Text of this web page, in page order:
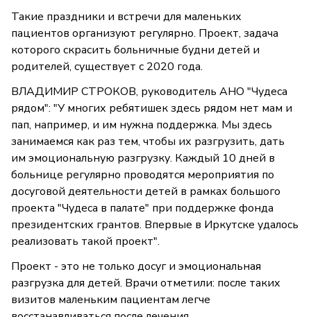
Такие праздники и встречи для маленьких
пациентов организуют регулярно. Проект, задача
которого скрасить больничные будни детей и
родителей, существует с 2020 года.
ВЛАДИМИР СТРОКОВ, руководитель АНО "Чудеса
рядом": "У многих ребятишек здесь рядом нет мам и
пап, например, и им нужна поддержка. Мы здесь
занимаемся как раз тем, чтобы их разгрузить, дать
им эмоциональную разгрузку. Каждый 10 дней в
больнице регулярно проводятся мероприятия по
досуговой деятельности детей в рамках большого
проекта "Чудеса в палате" при поддержке фонда
президентских грантов. Впервые в Иркутске удалось
реализовать такой проект".
Проект - это не только досуг и эмоциональная
разгрузка для детей. Врачи отметили: после таких
визитов маленьким пациентам легче